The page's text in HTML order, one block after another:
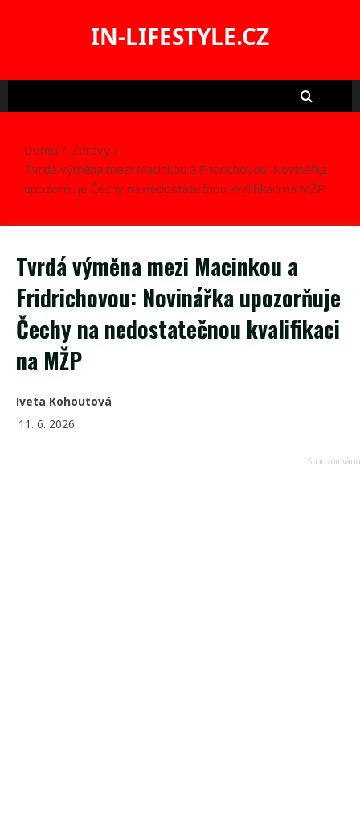
IN-LIFESTYLE.CZ
Domů
Zprávy
Tvrdá výměna mezi Macinkou a Fridrichovou: Novinářka
upozorňuje Čechy na nedostatečnou kvalifikaci na MŽP
Tvrdá výměna mezi Macinkou a
Fridrichovou: Novinářka upozorňuje
Čechy na nedostatečnou kvalifikaci
na MŽP
Iveta Kohoutová
11. 6. 2026